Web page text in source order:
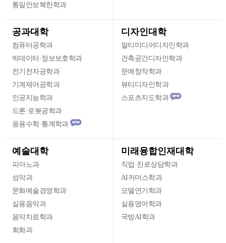
통일안보북한학과
공과대학
컴퓨터공학과
빅데이터·정보보호학과
전기전자공학과
기계제어공학과
인공지능학과
드론·로봇공학과
응용수학·통계학과
디자인대학
멀티미디어디자인학과
건축공간디자인학과
문예창작학과
뷰티디자인학과
스포츠지도학과
예술대학
피아노과
성악과
문화예술경영학과
실용음악과
음악치료학과
회화과
미래융합인재대학
직업·진로상담학과
AI커머스학과
모델연기학과
실용영어학과
국방AI학과